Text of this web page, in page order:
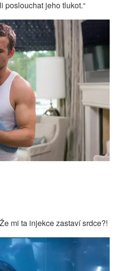
poslouchat jeho tlukot.“
mi ta injekce zastaví srdce?!